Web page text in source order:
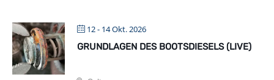
12 - 14 Okt. 2026
GRUNDLAGEN DES BOOTSDIESELS (LIVE)